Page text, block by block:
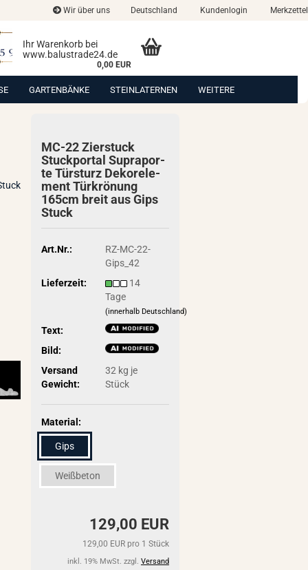
Wir über uns Deutschland Kundenlogin Merkzettel
Ihr Warenkorb bei
www.balustrade24.de
0,00 EUR
GARTENBÄNKE STEINLATERNEN WEITERE
MC-22 Zier­stuck
Stuck­por­tal Su­pra­por­
te Tür­sturz De­kor­ele­
ment Tür­krö­nung
165cm breit aus Gips
Stuck
Art.Nr.:
RZ-MC-22-
Gips_42
Lieferzeit:
14
Tage
(innerhalb Deutschland)
Text:
Bild:
Versand
Gewicht:
32 kg je
Stück
Material:
Gips
Weißbeton
129,00 EUR
129,00 EUR pro 1 Stück
inkl. 19% MwSt. zzgl. Versand